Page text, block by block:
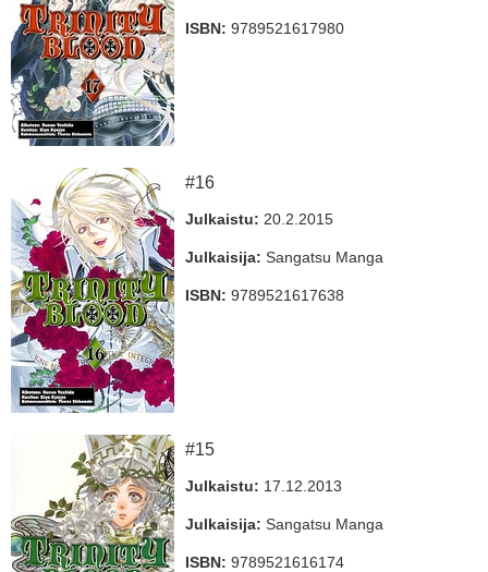
ISBN: 9789521617980
#16
Julkaistu: 20.2.2015
Julkaisija: Sangatsu Manga
ISBN: 9789521617638
#15
Julkaistu: 17.12.2013
Julkaisija: Sangatsu Manga
ISBN: 9789521616174